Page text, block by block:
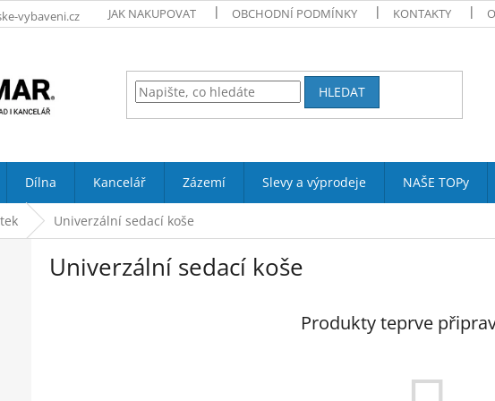
vybaveni.cz JAK NAKUPOVAT OBCHODNÍ PODMÍNKY KONTAKTY
HLEDAT
Dílna Kancelář Zázemí Slevy a výprodeje NAŠE TOPy
Univerzální sedací koše
Univerzální sedací koše
Produkty teprve